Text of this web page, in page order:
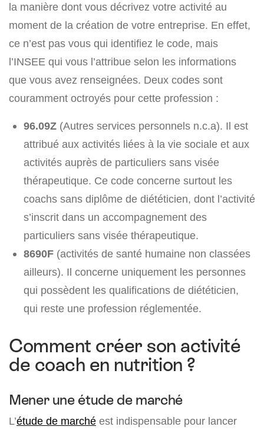
la manière dont vous décrivez votre activité au
moment de la création de votre entreprise. En effet,
ce n’est pas vous qui identifiez le code, mais
l’INSEE qui vous l’attribue selon les informations
que vous avez renseignées. Deux codes sont
couramment octroyés pour cette profession :
96.09Z (Autres services personnels n.c.a). Il est
attribué aux activités liées à la vie sociale et aux
activités auprès de particuliers sans visée
thérapeutique. Ce code concerne surtout les
coachs sans diplôme de diététicien, dont l’activité
s’inscrit dans un accompagnement des
particuliers sans visée thérapeutique.
8690F (activités de santé humaine non classées
ailleurs). Il concerne uniquement les personnes
qui possèdent les qualifications de diététicien,
qui reste une profession réglementée.
Comment créer son activité
de coach en nutrition ?
Mener une étude de marché
L’étude de marché est indispensable pour lancer